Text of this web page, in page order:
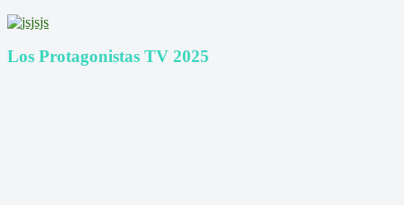
Los Protagonistas TV 2025